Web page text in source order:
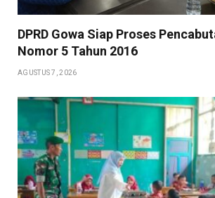
DPRD Gowa Siap Proses
Nomor 5 Tahun 2016
AGUSTUS 7, 2026